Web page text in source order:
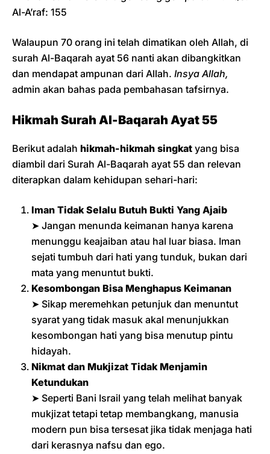
Al-A’raf: 155
Walaupun 70 orang ini telah dimatikan oleh Allah, di
surah Al-Baqarah ayat 56 nanti akan dibangkitkan
dan mendapat ampunan dari Allah. Insya Allah,
admin akan bahas pada pembahasan tafsirnya.
Hikmah Surah Al-Baqarah Ayat 55
Berikut adalah hikmah-hikmah singkat yang bisa
diambil dari Surah Al-Baqarah ayat 55 dan relevan
diterapkan dalam kehidupan sehari-hari:
Iman Tidak Selalu Butuh Bukti Yang Ajaib
➤ Jangan menunda keimanan hanya karena
menunggu keajaiban atau hal luar biasa. Iman
sejati tumbuh dari hati yang tunduk, bukan dari
mata yang menuntut bukti.
Kesombongan Bisa Menghapus Keimanan
➤ Sikap meremehkan petunjuk dan menuntut
syarat yang tidak masuk akal menunjukkan
kesombongan hati yang bisa menutup pintu
hidayah.
Nikmat dan Mukjizat Tidak Menjamin
Ketundukan
➤ Seperti Bani Israil yang telah melihat banyak
mukjizat tetapi tetap membangkang, manusia
modern pun bisa tersesat jika tidak menjaga hati
dari kerasnya nafsu dan ego.